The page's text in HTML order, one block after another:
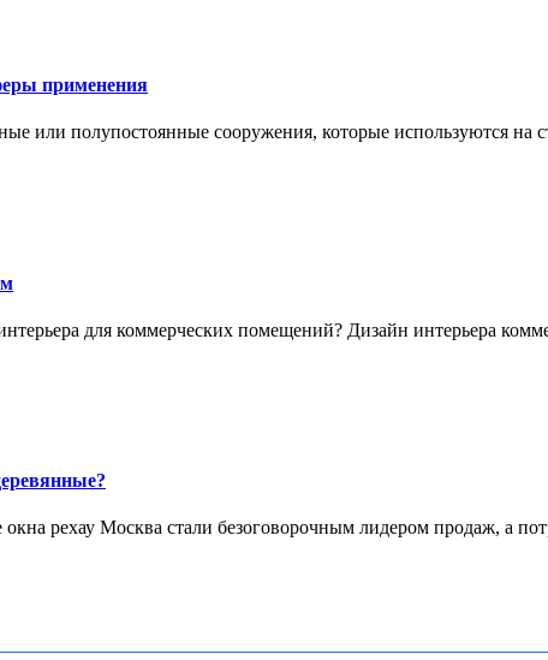
применения
или полупостоянные сооружения, которые используются на
для коммерческих помещений? Дизайн интерьера
рехау Москва стали безоговорочным лидером продаж, а